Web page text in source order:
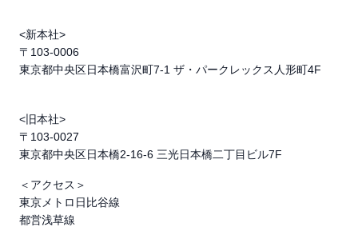
<新本社>
〒103-0006
東京都中央区日本橋富沢町7-1 ザ・パークレックス人形町4F
<旧本社>
〒103-0027
東京都中央区日本橋2-16-6 三光日本橋二丁目ビル7F
＜アクセス＞
東京メトロ日比谷線
都営浅草線